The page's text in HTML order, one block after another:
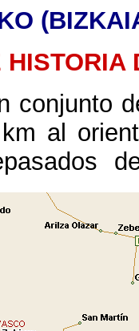
conjunto
al